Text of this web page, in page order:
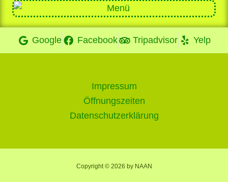
Google Facebook Tripadvisor Yelp
Impressum
Öffnungszeiten
Datenschutzerklärung
Copyright © 2026 by NAAN